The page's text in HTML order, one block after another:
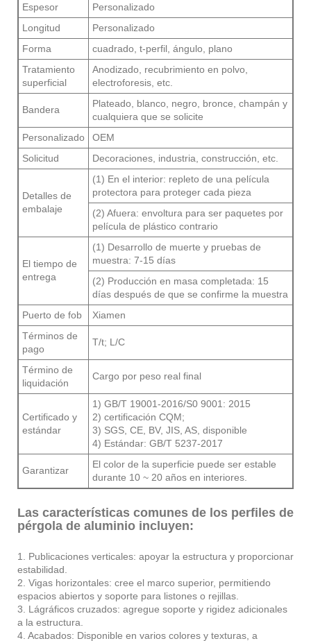
Espesor
Personalizado
Longitud
Personalizado
Forma
cuadrado, t-perfil, ángulo, plano
Tratamiento
superficial
Anodizado, recubrimiento en polvo,
electroforesis, etc.
Bandera
Plateado, blanco, negro, bronce, champán y
cualquiera que se solicite
Personalizado
OEM
Solicitud
Decoraciones, industria, construcción, etc.
Detalles de
embalaje
(1) En el interior: repleto de una película
protectora para proteger cada pieza
(2) Afuera: envoltura para ser paquetes por
película de plástico contrario
El tiempo de
entrega
(1) Desarrollo de muerte y pruebas de
muestra: 7-15 días
(2) Producción en masa completada: 15
días después de que se confirme la muestra
Puerto de fob
Xiamen
Términos de
pago
T/t; L/C
Término de
liquidación
Cargo por peso real final
Certificado y
estándar
1) GB/T 19001-2016/S0 9001: 2015
2) certificación CQM;
3) SGS, CE, BV, JIS, AS, disponible
4) Estándar: GB/T 5237-2017
Garantizar
El color de la superficie puede ser estable
durante 10 ~ 20 años en interiores.
Las características comunes de los perfiles de
pérgola de aluminio incluyen:
1. Publicaciones verticales: apoyar la estructura y proporcionar
estabilidad.
2. Vigas horizontales: cree el marco superior, permitiendo
espacios abiertos y soporte para listones o rejillas.
3. Lágráficos cruzados: agregue soporte y rigidez adicionales
a la estructura.
4. Acabados: Disponible en varios colores y texturas, a